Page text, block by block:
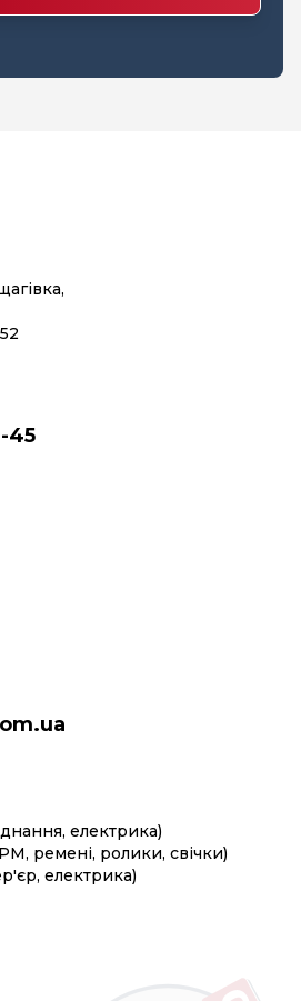
електрика)
ремені, ролики, свічки)
електрика)
45